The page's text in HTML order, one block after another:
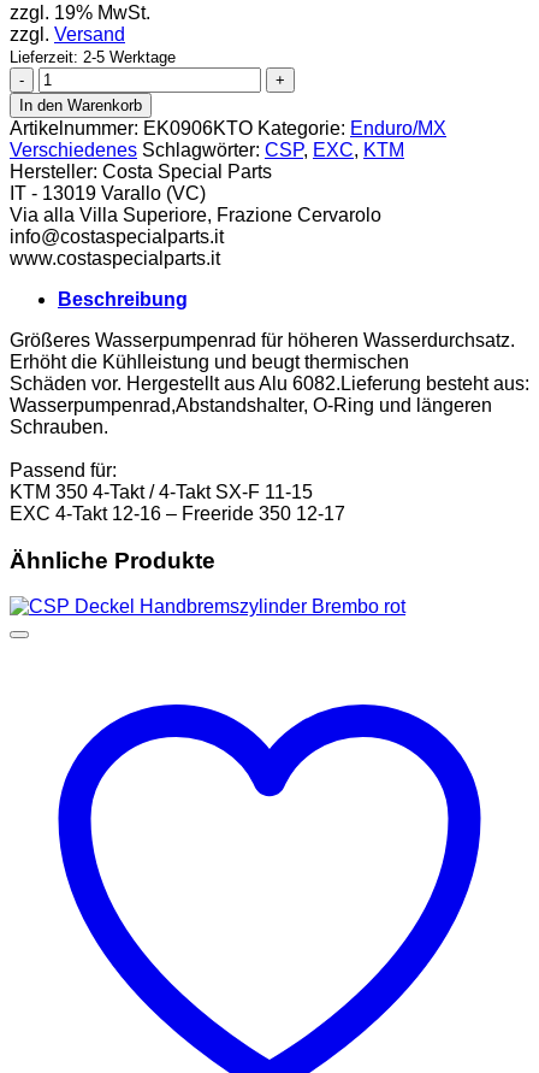
zzgl. 19% MwSt.
zzgl. Versand
Lieferzeit: 2-5 Werktage
CSP
Wasserpumpe
KTM
EXC
/
Freeride
Menge
In den Warenkorb
Artikelnummer: EK0906KTO Kategorie: Enduro/MX
Verschiedenes Schlagwörter: CSP, EXC, KTM
Hersteller: Costa Special Parts
IT - 13019 Varallo (VC)
Via alla Villa Superiore, Frazione Cervarolo
info@costaspecialparts.it
www.costaspecialparts.it
Beschreibung
Größeres Wasserpumpenrad für höheren Wasserdurchsatz.
Erhöht die Kühlleistung und beugt thermischen
Schäden vor. Hergestellt aus Alu 6082.Lieferung besteht aus:
Wasserpumpenrad,Abstandshalter, O-Ring und längeren
Schrauben.
Passend für:
KTM 350 4-Takt / 4-Takt SX-F 11-15
EXC 4-Takt 12-16 – Freeride 350 12-17
Ähnliche Produkte